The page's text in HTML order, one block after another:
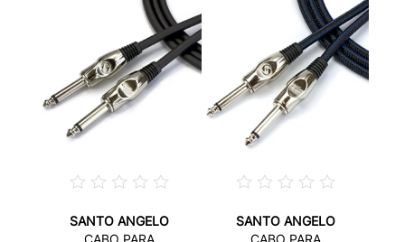
SANTO ANGELO
CABO PARA
SANTO ANGELO
CABO PARA